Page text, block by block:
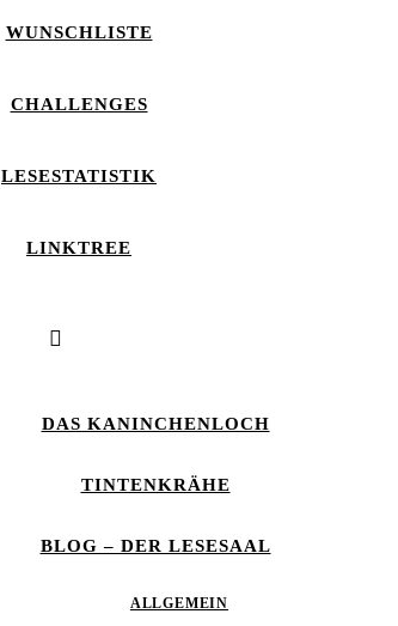
WUNSCHLISTE
CHALLENGES
LESESTATISTIK
LINKTREE
DAS KANINCHENLOCH
TINTENKRÄHE
BLOG – DER LESESAAL
ALLGEMEIN